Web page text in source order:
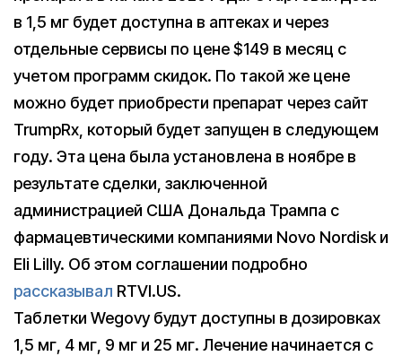
в 1,5 мг будет доступна в аптеках и через
отдельные сервисы по цене $149 в месяц с
учетом программ скидок. По такой же цене
можно будет приобрести препарат через сайт
TrumpRx, который будет запущен в следующем
году. Эта цена была установлена в ноябре в
результате сделки, заключенной
администрацией США Дональда Трампа с
фармацевтическими компаниями Novo Nordisk и
Eli Lilly. Об этом соглашении подробно
рассказывал RTVI.US.
Таблетки Wegovy будут доступны в дозировках
1,5 мг, 4 мг, 9 мг и 25 мг. Лечение начинается с